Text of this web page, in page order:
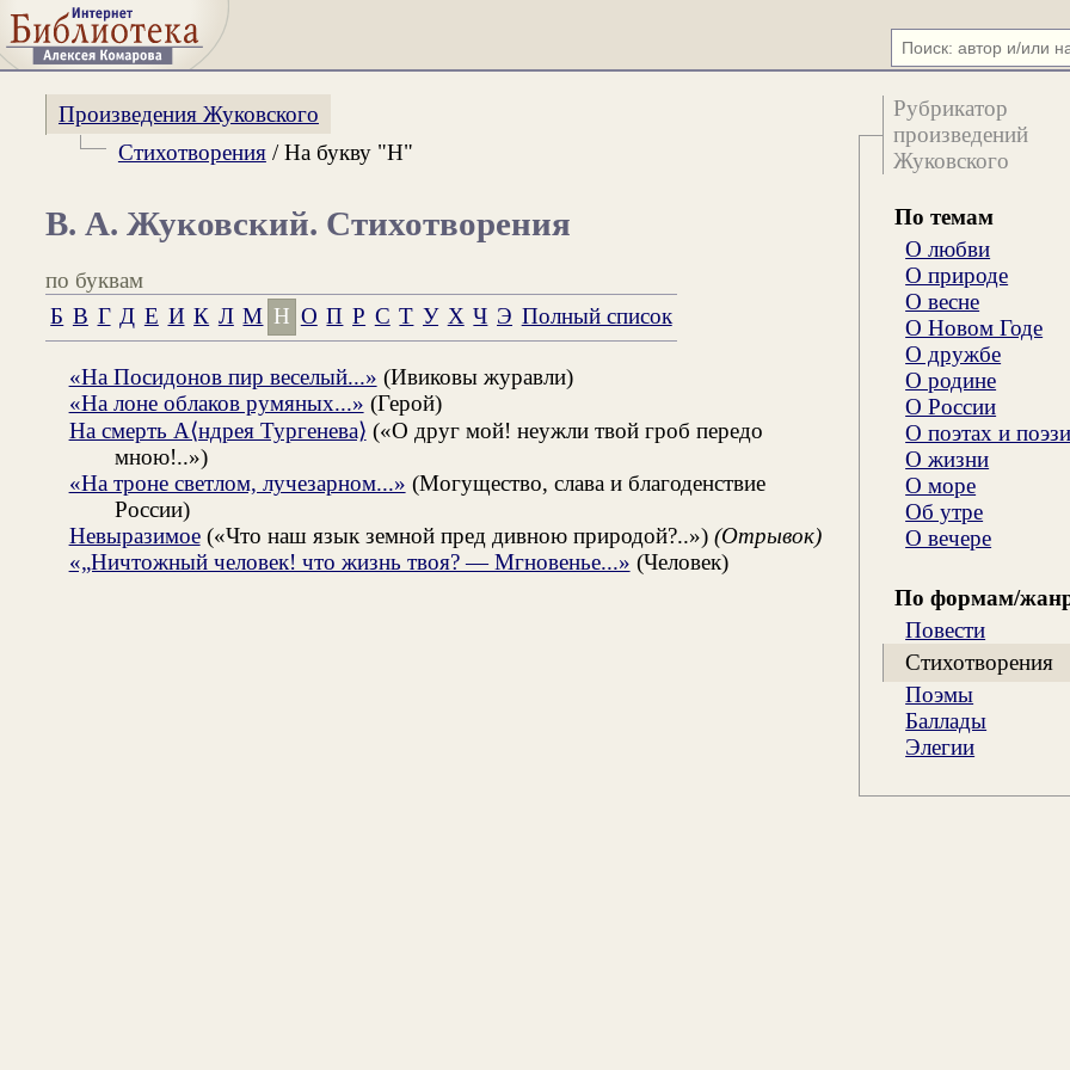
Рубрикатор
произведений
Жуковского
По темам
О любви
О природе
О весне
О Новом Годе
О дружбе
О родине
О России
О поэтах и
О жизни
О море
Об утре
О вечере
По формам/
Повести
Стихотворения
Поэмы
Баллады
Элегии
Произведения Жуковского
Стихотворения/ На букву "Н"
В. А. Жуковский. Стихотворения
по буквам
Б В Г Д Е И К Л М Н О П Р С Т У Х Ч Э Полный список
«На Посидонов пир веселый...» (Ивиковы журавли)
«На лоне облаков румяных...» (Герой)
На смерть А⟨ндрея Тургенева⟩ («О друг мой! неужли твой гроб передо
мною!..»)
«На троне светлом, лучезарном...» (Могущество, слава и благоденствие
России)
Невыразимое(«Что наш язык земной пред дивною природой?..») (Отрывок)
«„Ничтожный человек! что жизнь твоя? — Мгновенье...» (Человек)